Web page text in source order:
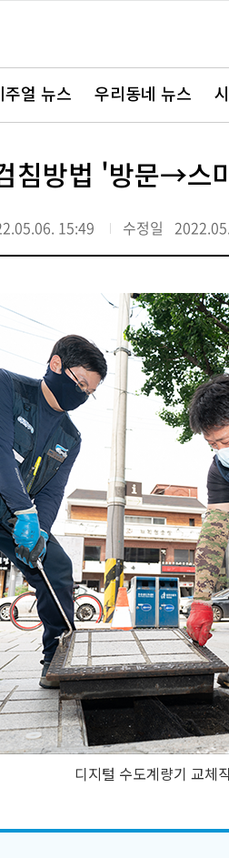
주얼 뉴스 우리동네 뉴스
침방법 '방문→스
15:49 수정일
디지털 수도계량기 교체